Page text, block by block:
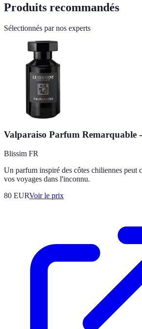
Produits recommandés
Sélectionnés par nos experts
Valparaiso Parfum Remarquable
Blissim FR
Un parfum inspiré des côtes chiliennes peut
vos voyages dans l'inconnu.
80 EURVoir le prix